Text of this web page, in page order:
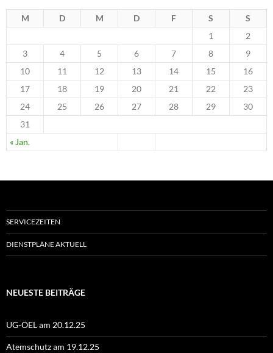
M D M D F S S
« Jan.
1
2
3
4 5 6 7 8
9
10
11 12 13 14 15
16
17
18 19 20 21 22
23
24
25 26 27 28 29
30
31
SERVICEZEITEN
DIENSTPLÄNE AKTUELL
NEUESTE BEITRÄGE
UG-ÖEL am 20.12.25
Atemschutz am 19.12.25